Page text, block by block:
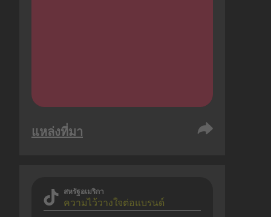
แหล่งที่มา
สหรัฐอเมริกา
ความไว้วางใจต่อแบรนด์